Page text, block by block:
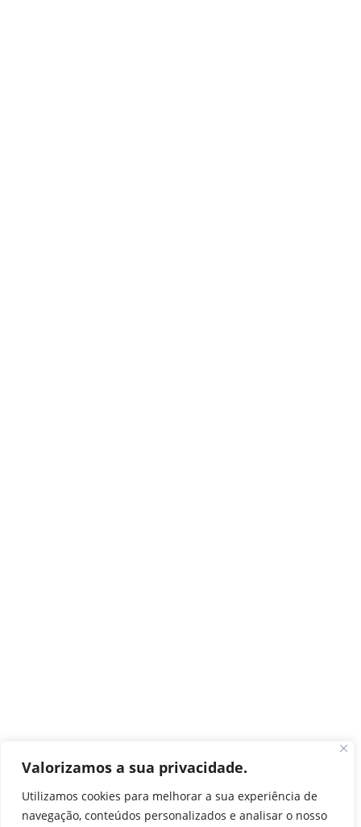
Valorizamos a sua privacidade.
Utilizamos cookies para melhorar a sua experiência de
navegação, conteúdos personalizados e analisar o nosso